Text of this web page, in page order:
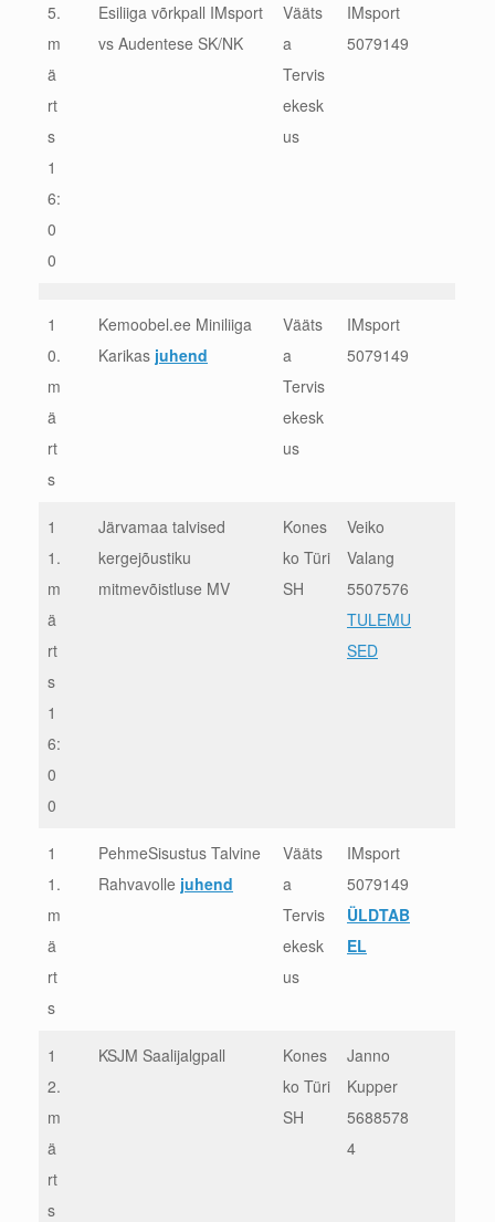
5.
m
ä
rt
s
1
6:
0
0
Esiliiga võrkpall IMsport
vs Audentese SK/NK
Vääts
a
Tervis
ekesk
us
IMsport
5079149
1
0.
m
ä
rt
s
Kemoobel.ee Miniliiga
Karikas juhend
Vääts
a
Tervis
ekesk
us
IMsport
5079149
1
1.
m
ä
rt
s
1
6:
0
0
Järvamaa talvised
kergejõustiku
mitmevõistluse MV
Kones
ko Türi
SH
Veiko
Valang
5507576
TULEMU
SED
1
1.
m
ä
rt
s
PehmeSisustus Talvine
Rahvavolle juhend
Vääts
a
Tervis
ekesk
us
IMsport
5079149
ÜLDTAB
EL
1
2.
m
ä
rt
s
KSJM Saalijalgpall
Kones
ko Türi
SH
Janno
Kupper
5688578
4